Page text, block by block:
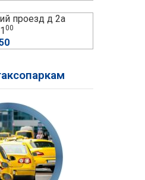
проезд д 2а
00